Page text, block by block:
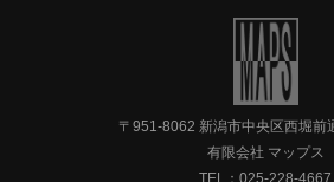
〒951-8062 新潟市中央区西堀前
有限会社 マップス
TEL： 025-228-4667